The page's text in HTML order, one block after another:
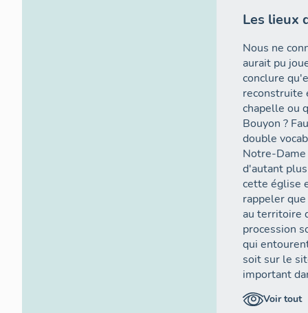
Les lieux
Nous ne
aurait pu
conclure
reconstruite
chapelle ou
Bouyon ?
double
Notre-
d'autant
cette église
rappeler
au territoire
procession
qui
soit sur le
important
qu'une
comme but
Voir tout